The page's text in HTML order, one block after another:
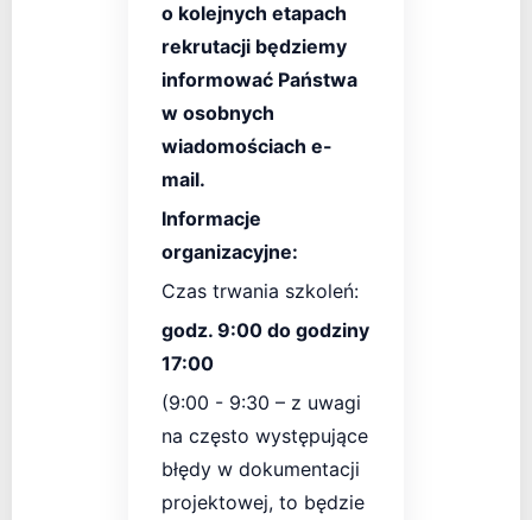
o kolejnych etapach
rekrutacji będziemy
informować Państwa
w osobnych
wiadomościach e-
mail.
Informacje
organizacyjne:
Czas trwania szkoleń:
godz. 9:00 do godziny
17:00
(9:00 - 9:30 – z uwagi
na często występujące
błędy w dokumentacji
projektowej, to będzie